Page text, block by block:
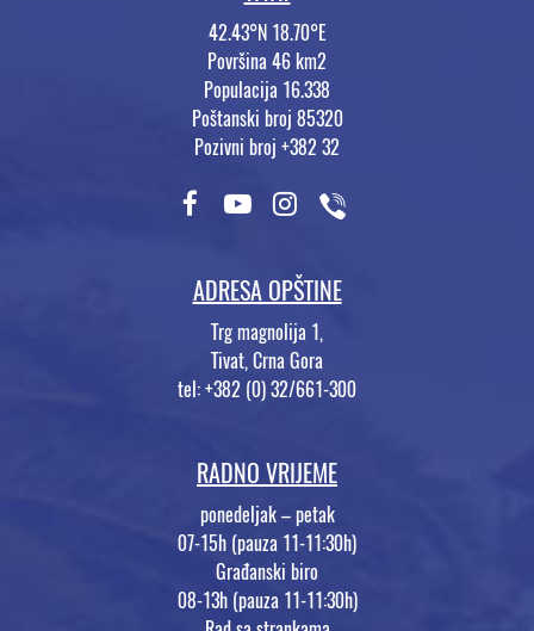
42.43°N 18.70°E
Površina 46 km2
Populacija 16.338
Poštanski broj 85320
Pozivni broj +382 32
ADRESA OPŠTINE
Trg magnolija 1,
Tivat, Crna Gora
tel: +382 (0) 32/661-300
RADNO VRIJEME
ponedeljak – petak
07-15h (pauza 11-11:30h)
Građanski biro
08-13h (pauza 11-11:30h)